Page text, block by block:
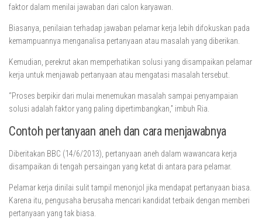
faktor dalam menilai jawaban dari calon karyawan.
Biasanya, penilaian terhadap jawaban pelamar kerja lebih difokuskan pada
kemampuannya menganalisa pertanyaan atau masalah yang diberikan.
Kemudian, perekrut akan memperhatikan solusi yang disampaikan pelamar
kerja untuk menjawab pertanyaan atau mengatasi masalah tersebut.
“Proses berpikir dari mulai menemukan masalah sampai penyampaian
solusi adalah faktor yang paling dipertimbangkan,” imbuh Ria.
Contoh pertanyaan aneh dan cara menjawabnya
Diberitakan BBC (14/6/2013), pertanyaan aneh dalam wawancara kerja
disampaikan di tengah persaingan yang ketat di antara para pelamar.
Pelamar kerja dinilai sulit tampil menonjol jika mendapat pertanyaan biasa.
Karena itu, pengusaha berusaha mencari kandidat terbaik dengan memberi
pertanyaan yang tak biasa.